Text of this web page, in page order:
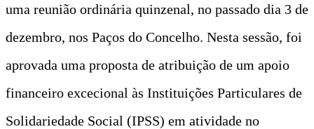
uma reunião ordinária quinzenal, no passado dia 3 de
dezembro, nos Paços do Concelho. Nesta sessão, foi
aprovada uma proposta de atribuição de um apoio
financeiro excecional às Instituições Particulares de
Solidariedade Social (IPSS) em atividade no